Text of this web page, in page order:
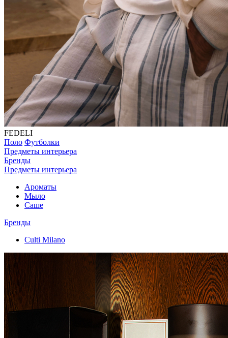
FEDELI
Поло Футболки
Предметы интерьера
Бренды
Предметы интерьера
Ароматы
Мыло
Саше
Бренды
Culti Milano